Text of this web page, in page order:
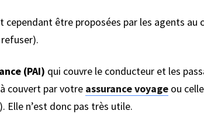
cependant être proposées par les agents au
(PAI) qui couvre le conducteur et les
couvert par votre assurance voyageou
Elle n’est donc pas très utile.